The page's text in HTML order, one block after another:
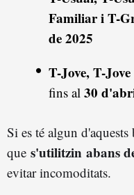
Familiar i T-
de 2025
T-Jove, T-
fins al 30
Si es té algun
que s'utilitzin abans
evitar incomoditats.